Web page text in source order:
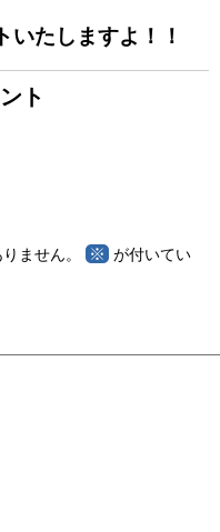
いたしますよ！！
ト
ません。 ※ が付いてい